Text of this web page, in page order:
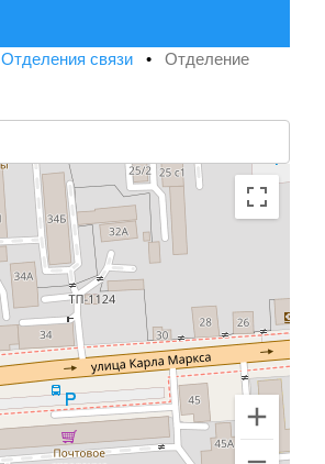
Отделения связи • Отделение